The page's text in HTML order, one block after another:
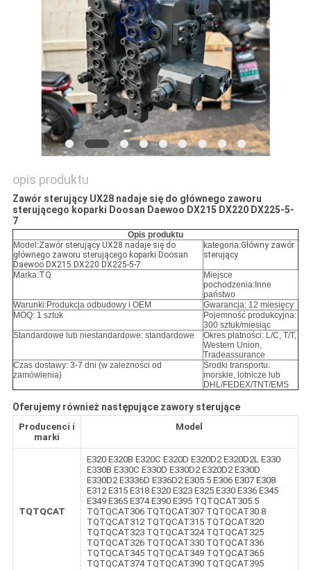
POPROSIĆ
O
WYCENĘ
SITEMAP
POLITYKA
PRYWATNOŚCI
opis produktu
Zawór sterujący UX28 nadaje się do głównego zaworu
sterującego koparki Doosan Daewoo DX215 DX220 DX225-5-
7
Opis produktu
Model:Zawór sterujący UX28 nadaje się do
głównego zaworu sterującego koparki Doosan
Daewoo DX215 DX220 DX225-5-7
kategoria:Główny zawór
sterujący
Marka:TQ
Miejsce
pochodzenia:Inne
państwo
Warunki:Produkcja odbudowy i OEM
Gwarancja: 12 miesięcy
MOQ: 1 sztuk
Pojemność produkcyjna:
300 sztuk/miesiąc
Standardowe lub niestandardowe: standardowe
Okres płatności: L/C, T/T,
Western Union,
Tradeassurance
Czas dostawy: 3-7 dni (w zależności od
zamówienia)
Środki transportu:
morskie, lotnicze lub
DHL/FEDEX/TNT/EMS
Oferujemy również następujące zawory sterujące
Producenci i
marki
Model
TQTQCAT
E320 E320B E320C E320D E320D2 E320D2L E330
E330B E330C E330D E330D2 E320D2 E330D
E330D2 E3336D E336D2 E305.5 E306 E307 E308
E312 E315 E318 E320 E323 E325 E330 E336 E345
E349 E365 E374 E390 E395 TQTQCAT305.5
TQTQCAT306 TQTQCAT307 TQTQCAT30 8
TQTQCAT312 TQTQCAT315 TQTQCAT320
TQTQCAT323 TQTQCAT324 TQTQCAT325
TQTQCAT326 TQTQCAT330 TQTQCAT336
TQTQCAT345 TQTQCAT349 TQTQCAT365
TQTQCAT374 TQTQCAT390 TQTQCAT395